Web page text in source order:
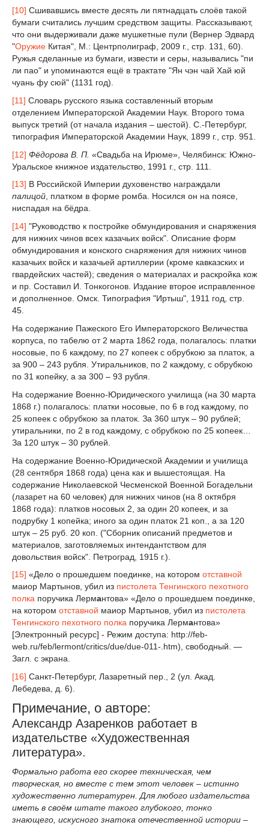
[10] Сшивавшись вместе десять ли пятнадцать слоёв такой
бумаги считались лучшим средством защиты. Рассказывают,
что они выдерживали даже мушкетные пули (Вернер Эдвард
"Оружие Китая", М.: Центрполиграф, 2009 г., стр. 131, 60).
Ружья сделанные из бумаги, извести и серы, назывались "пи
ли пао" и упоминаются ещё в трактате "Ян чэн чай Хай юй
чуань фу сюй" (1131 год).
[11] Словарь русского языка составленный вторым
отделением Императорской Академии Наук. Второго тома
выпуск третий (от начала издания – шестой). С.-Петербург,
типография Императорской Академии Наук, 1899 г., стр. 951.
[12] Фёдорова В. П. «Свадьба на Ирюме», Челябинск: Южно-
Уральское книжное издательство, 1991 г., стр. 111.
[13] В Российской Империи духовенство награждали
палицой, платком в форме ромба. Носился он на поясе,
ниспадая на бёдра.
[14] "Руководство к постройке обмундирования и снаряжения
для нижних чинов всех казачьих войск". Описание форм
обмундирования и конского снаряжения для нижних чинов
казачьих войск и казачьей артиллерии (кроме кавказских и
гвардейских частей); сведения о материалах и раскройка кож
и пр. Составил И. Тонкогонов. Издание второе исправленное
и дополненное. Омск. Типография "Иртыш", 1911 год, стр.
45.
На содержание Пажеского Его Императорского Величества
корпуса, по табелю от 2 марта 1862 года, полагалось: платки
носовые, по 6 каждому, по 27 копеек с обрубкою за платок, а
за 900 – 243 рубля. Утиральников, по 2 каждому, с обрубкою
по 31 копейку, а за 300 – 93 рубля.
На содержание Военно-Юридического училища (на 30 марта
1868 г.) полагалось: платки носовые, по 6 в год каждому, по
25 копеек с обрубкою за платок. За 360 штук – 90 рублей;
утиральники, по 2 в год каждому, с обрубкою по 25 копеек…
За 120 штук – 30 рублей.
На содержание Военно-Юридической Академии и училища
(28 сентября 1868 года) цена как и вышестоящая. На
содержание Николаевской Чесменской Военной Богадельни
(лазарет на 60 человек) для нижних чинов (на 8 октября
1868 года): платков носовых 2, за один 20 копеек, и за
подрубку 1 копейка; иного за один платок 21 коп., а за 120
штук – 25 руб. 20 коп. ("Сборник описаний предметов и
материалов, заготовляемых интендантством для
довольствия войск". Петроград, 1915 г.).
[15] «Дело о прошедшем поединке, на котором отставной
маиор Мартынов, убил из пистолета Тенгинского пехотного
полка поручика Лермантова» «Дело о прошедшем поединке,
на котором отставной маиор Мартынов, убил из пистолета
Тенгинского пехотного полка поручика Лермантова»
[Электронный ресурс] - Режим доступа: http://feb-
web.ru/feb/lermont/critics/due/due-011-.htm), свободный. —
Загл. с экрана.
[16] Санкт-Петербург, Лазаретный пер., 2 (ул. Акад.
Лебедева, д. 6).
Примечание, о авторе:
Александр Азаренков работает в
издательстве «Художественная
литература».
Формально работа его скорее техническая, чем
творческая, но вместе с тем этот человек – истинно
художественно литературен. Для любого издательства
иметь в своём штате такого глубокого, тонко
знающего, искусного знатока отечественной истории –